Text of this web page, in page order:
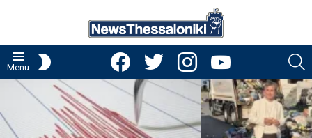
Menu
facebooktwitter instagramyoutube
LATEST
STORIES